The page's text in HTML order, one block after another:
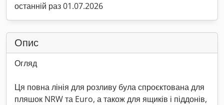
останній раз 01.07.2026
Опис
Огляд
Ця повна лінія для розливу була спроєктована для
пляшок NRW та Euro, а також для ящиків і піддонів,